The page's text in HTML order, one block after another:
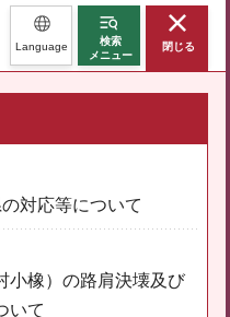
Language
検索
メニュー
閉じる
対応等について
小橡）の路肩決壊及び
いて